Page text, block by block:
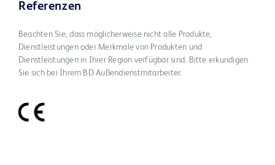
Referenzen
Beachten Sie, dass möglicherweise nicht alle Produkte,
Dienstleistungen oder Merkmale von Produkten und
Dienstleistungen in Ihrer Region verfügbar sind. Bitte erkundigen
Sie sich bei Ihrem BD Außendienstmitarbeiter.